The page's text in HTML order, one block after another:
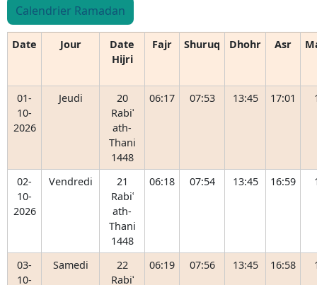
Calendrier Ramadan
Date Jour
Date
Hijri
Fajr Shuruq Dhohr Asr
01-
10-
2026
Jeudi
20
Rabiʿ
ath-
Thani
1448
06:17 07:53 13:45 17:01
02-
10-
2026
Vendredi
21
Rabiʿ
ath-
Thani
1448
06:18 07:54 13:45 16:59
03-
10-
Samedi
22
Rabiʿ
06:19 07:56 13:45 16:58